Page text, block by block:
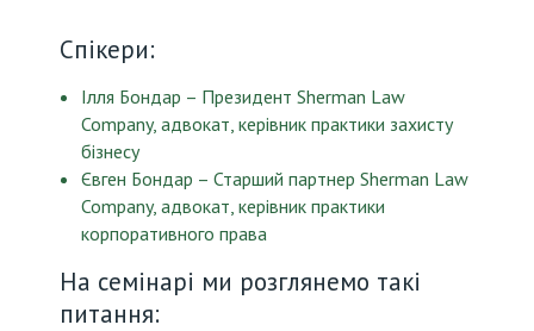
Спікери:
Ілля Бондар – Президент Sherman Law
Company, адвокат, керівник практики захисту
бізнесу
Євген Бондар – Старший партнер Sherman Law
Company, адвокат, керівник практики
корпоративного права
На семінарі ми розглянемо такі
питання: